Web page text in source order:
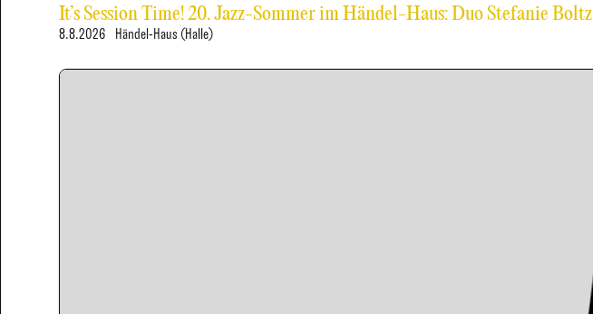
It’s Session Time! 20. Jazz-Sommer im Händel-Haus: Duo Stefanie Boltz
8.8.2026 Händel-Haus (Halle)